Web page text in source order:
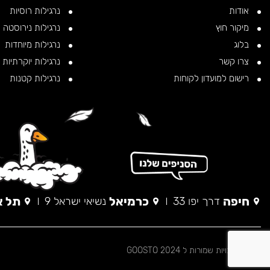
אודות
מיקור חוץ
בלוג
צרו קשר
רישום למועדון לקוחות
נרגילות רוסיות
נרגילות נירוסטה
נרגילות מיוחדות
נרגילות יוקרתיות
נרגילות קטנות
חיפה דרך יפו 33 כרמיאל נשיאי ישראל 9 תל
© כל הזכויות שמורות ל 2024 GOOSTO